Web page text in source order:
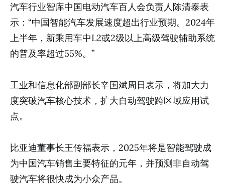
汽车行业智库中国电动汽车百人会负责人陈清泰表
示：“中国智能汽车发展速度超出行业预期。2024年
上半年，新乘用车中L2或2级以上高级驾驶辅助系统
的普及率超过55%。”
工业和信息化部副部长辛国斌周日表示，将加大力
度突破汽车核心技术，扩大自动驾驶跨区域应用试
点。
比亚迪董事长王传福表示，2025年将是智能驾驶成
为中国汽车销售主要特征的元年，并预测非自动驾
驶汽车将很快成为小众产品。